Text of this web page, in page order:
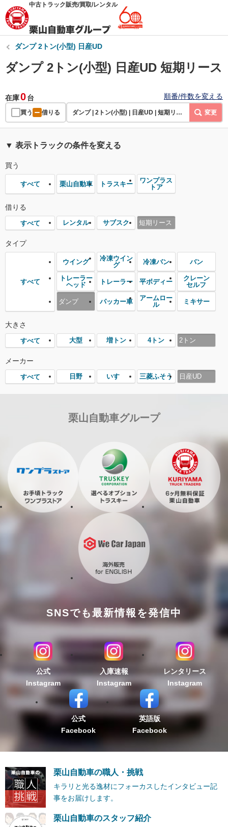
中古トラック販売/買取/レンタル
ダンプ 2トン(小型) 日産UD
ダンプ 2トン(小型) 日産UD 短期リース
在庫0台 順番/件数を変える
買う 借りる ダンプ | 2トン(小型) | 日産UD | 短期リース 変更
▼ 表示トラックの条件を変える
買う
すべて 栗山自動車 トラスキー
ワンプラス
トア
借りる
すべて レンタル サブスク 短期リース
タイプ
すべて
ウイング
冷凍ウイン
グ
冷凍バン バン
トレーラー
ヘッド
トレーラー 平ボディー
クレーン
セルフ
ダンプ パッカー車
アームロー
ル
ミキサー
大きさ
すべて 大型 増トン 4トン 2トン
メーカー
すべて 日野 いすゞ 三菱ふそう 日産UD
栗山自動車グループ
SNSでも最新情報を発信中
公式
Instagram
入庫速報
Instagram
レンタリース
Instagram
公式
Facebook
英語版
Facebook
栗山自動車の職人・挑戦
キラリと光る逸材にフォーカスしたインタビュー記
事をお届けします。
栗山自動車のスタッフ紹介